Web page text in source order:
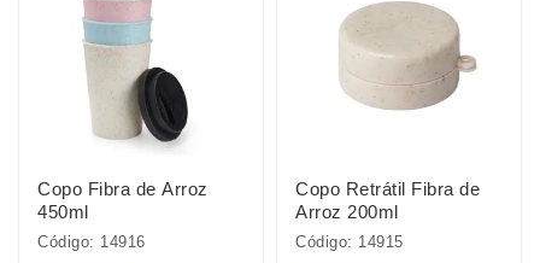
Copo Fibra de Arroz
450ml
Código: 14916
Copo Retrátil Fibra de
Arroz 200ml
Código: 14915